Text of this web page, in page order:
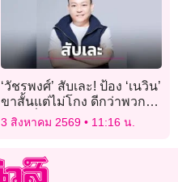
‘วัชรพงศ์’ สับเละ! ป้อง ‘เนวิน’
ขาสั้นแต่ไม่โกง ดีกว่าพวก
‘ใส่เครื่องแบบ’ แต่ปล้นเงินลูก
3 สิงหาคม 2569 11:16 น.